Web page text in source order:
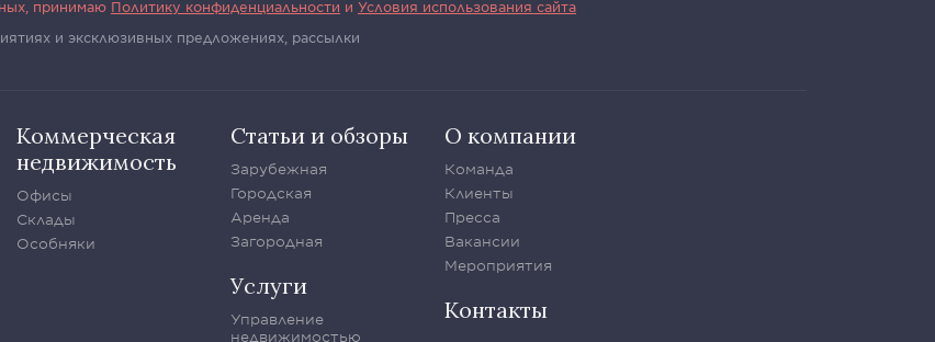
принимаю Политику конфиденциальности и Условия использования сайта
и эксклюзивных предложениях, рассылки
Коммерческая
недвижимость
Офисы
Склады
Особняки
Статьи и обзоры
Зарубежная
Городская
Аренда
Загородная
Услуги
Управление
недвижимостью
О компании
Команда
Клиенты
Пресса
Вакансии
Мероприятия
Контакты